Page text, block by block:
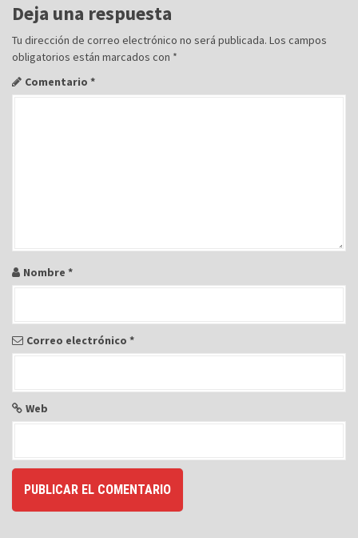
a
c
i
ó
a
d
s
Deja una respuesta
Tu dirección de correo electrónico no será publicada. Los campos
obligatorios están marcados con *
Comentario *
Nombre *
Correo electrónico *
Web